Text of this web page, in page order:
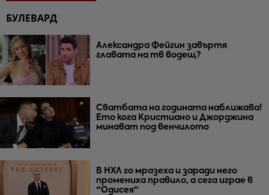
БУЛЕВАРД
Александра Фейгин завъртя
главата на тв водещ?
Сватбата на годината наближава!
Ето кога Кристиано и Джорджина
минават под венчилото
В НХЛ го мразеха и заради него
промениха правило, а сега играе в
"Одисея"